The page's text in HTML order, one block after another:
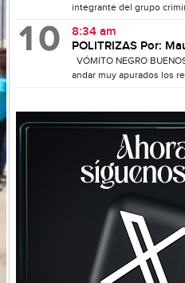
integrante del grupo
8:34 am
POLITRIZAS Por:
VÓMITO NEGRO
andar muy apurados los